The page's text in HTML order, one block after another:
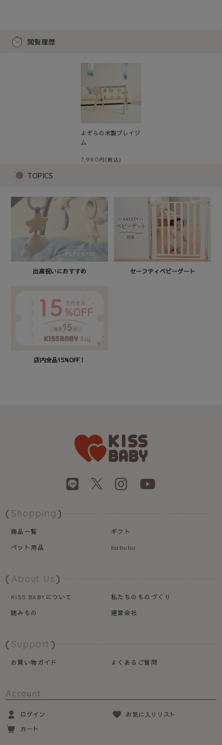
閲覧履歴
よぞらの木製プレイジ
ム
7,980
TOPICS
出産祝いにおすすめ セーフティベビーゲート
店内全品15%OFF！
Shopping
商品一覧
ギフト
ペット用品
babubu.
About Us
KISS BABY について
私たちのものづくり
読みもの
運営会社
Support
お買い物ガイド よくあるご質問
Account
ログイン
お気に入りリスト
カート